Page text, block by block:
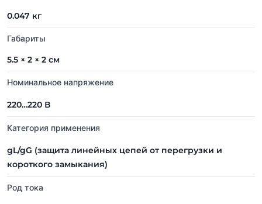
0.047 кг
Габариты
5.5 × 2 × 2 см
Номинальное напряжение
220…220 В
Категория применения
gL/gG (защита линейных цепей от перегрузки и
короткого замыкания)
Род тока